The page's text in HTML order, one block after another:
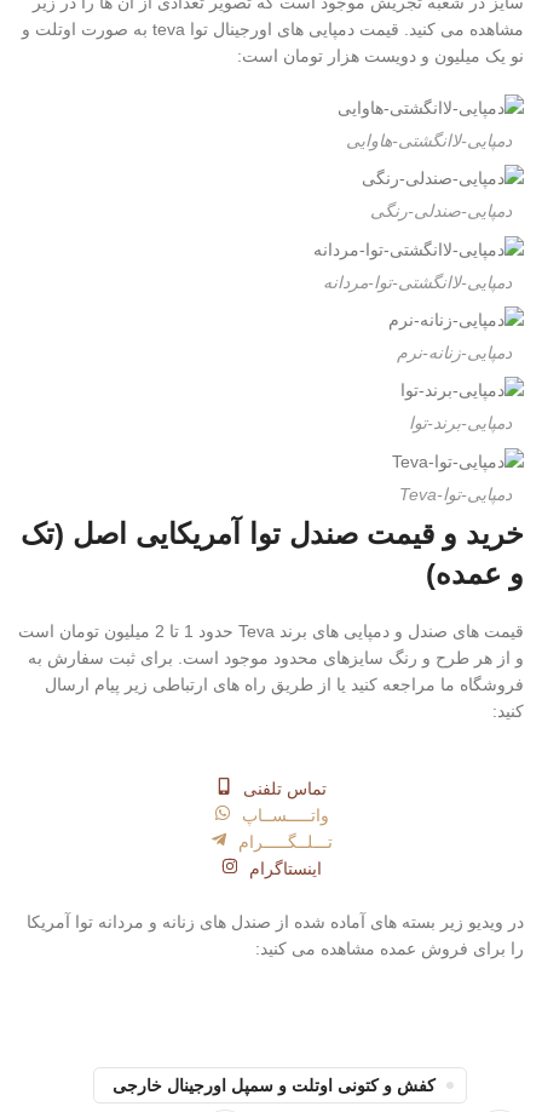
مشاهده می کنید. قیمت دمپایی های اورجینال توا teva به صورت اوتلت و
نو یک میلیون و دویست هزار تومان است:
دمپایی-لاانگشتی-هاوایی
دمپایی-صندلی-رنگی
دمپایی-لاانگشتی-توا-مردانه
دمپایی-زنانه-نرم
دمپایی-برند-توا
دمپایی-توا-Teva
خرید و قیمت صندل توا آمریکایی اصل (تک
و عمده)
قیمت های صندل و دمپایی های برند Teva حدود 1 تا 2 میلیون تومان است
و از هر طرح و رنگ سایزهای محدود موجود است. برای ثبت سفارش به
فروشگاه ما مراجعه کنید یا از طریق راه های ارتباطی زیر پیام ارسال
کنید:
تماس تلفنی
واتـــــســاپ
تـــلــگـــــرام
اینستاگرام
در ویدیو زیر بسته های آماده شده از صندل های زنانه و مردانه توا آمریکا
را برای فروش عمده مشاهده می کنید:
کفش و کتونی اوتلت و سمپل اورجینال خارجی